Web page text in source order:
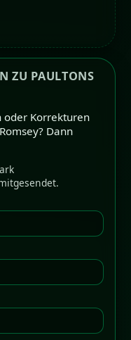
ZU PAULTONS
oder Korrekturen
Dann